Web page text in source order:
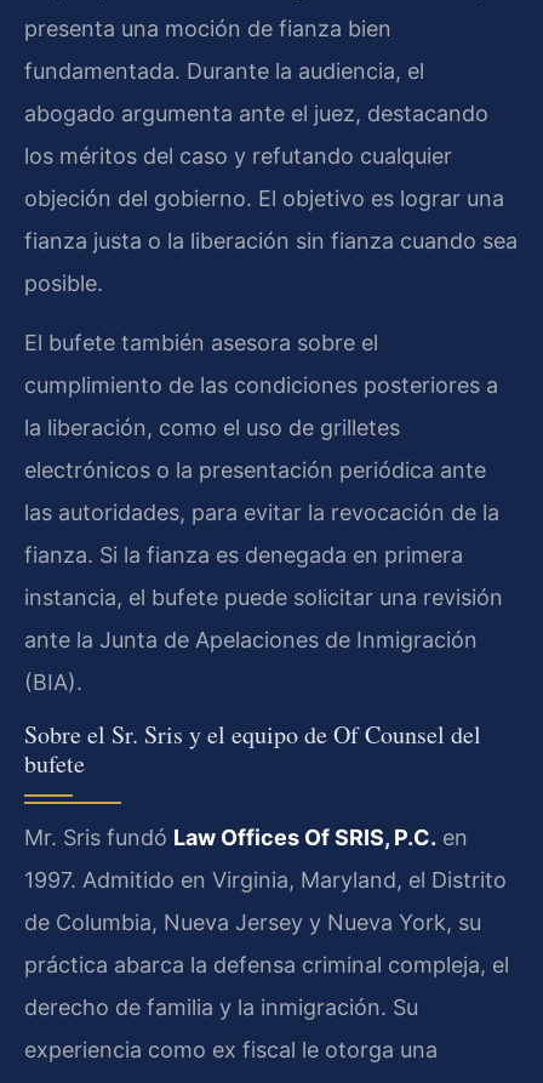
presenta una moción de fianza bien
fundamentada. Durante la audiencia, el
abogado argumenta ante el juez, destacando
los méritos del caso y refutando cualquier
objeción del gobierno. El objetivo es lograr una
fianza justa o la liberación sin fianza cuando sea
posible.
El bufete también asesora sobre el
cumplimiento de las condiciones posteriores a
la liberación, como el uso de grilletes
electrónicos o la presentación periódica ante
las autoridades, para evitar la revocación de la
fianza. Si la fianza es denegada en primera
instancia, el bufete puede solicitar una revisión
ante la Junta de Apelaciones de Inmigración
(BIA).
Sobre el Sr. Sris y el equipo de Of Counsel del
bufete
Mr. Sris fundó Law Offices Of SRIS, P.C. en
1997. Admitido en Virginia, Maryland, el Distrito
de Columbia, Nueva Jersey y Nueva York, su
práctica abarca la defensa criminal compleja, el
derecho de familia y la inmigración. Su
experiencia como ex fiscal le otorga una